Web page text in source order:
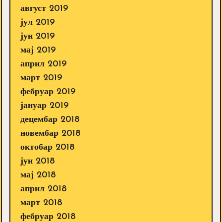
август 2019
јул 2019
јун 2019
мај 2019
април 2019
март 2019
фебруар 2019
јануар 2019
децембар 2018
новембар 2018
октобар 2018
јун 2018
мај 2018
април 2018
март 2018
фебруар 2018